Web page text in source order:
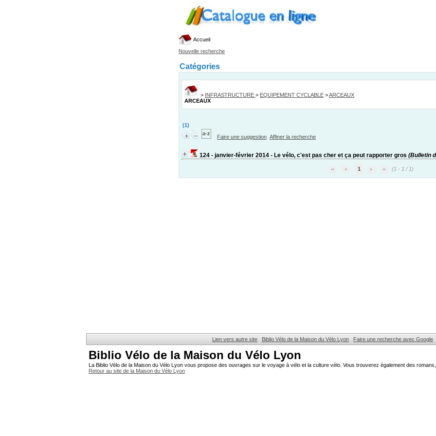
Accueil
Nouvelle recherche
Catégories
> INFRASTRUCTURE > EQUIPEMENT CYCLABLE >ARCEAUX
ARCEAUX
(1)
Faire une suggestion Affiner la recherche
124 - janvier-février 2014 - Le vélo, c'est pas cher et ça peut rapporter gros (Bulletin
1 (1 - 1 / 1)
Lien vers autre site Biblio Vélo de la Maison du Vélo Lyon Faire une recherche avec Google
Biblio Vélo de la Maison du Vélo Lyon
La Biblio Vélo de la Maison du Vélo Lyon vous propose des ouvrages sur le voyage à vélo et la culture vélo. Vous trouverez également des
Retour au site de la Maison du Vélo Lyon